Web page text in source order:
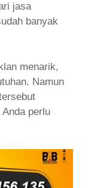
jasa
banyak
menarik,
Namun
perlu